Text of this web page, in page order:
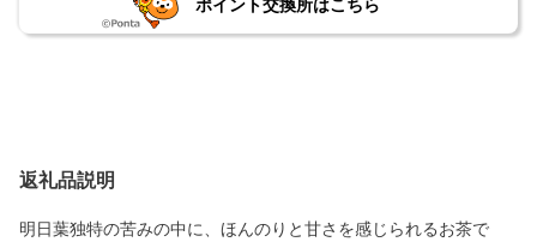
ポイント交換所はこちら
返礼品説明
明日葉独特の苦みの中に、ほんのりと甘さを感じられるお茶で